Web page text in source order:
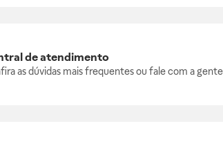
de atendimento
as dúvidas mais frequentes ou fale com a